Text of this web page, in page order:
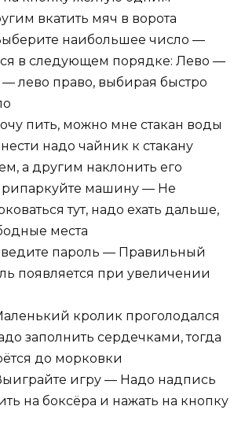
вкатить мяч в ворота
наибольшее число —
в следующем порядке: Лево —
лево право, выбирая быстро
пить, можно мне стакан воды
надо чайник к стакану
а другим наклонить его
машину — Не
тут, надо ехать дальше,
места
пароль — Правильный
появляется при увеличении
кролик проголодался
заполнить сердечками, тогда
до морковки
игру — Надо надпись
на боксёра и нажать на кнопку